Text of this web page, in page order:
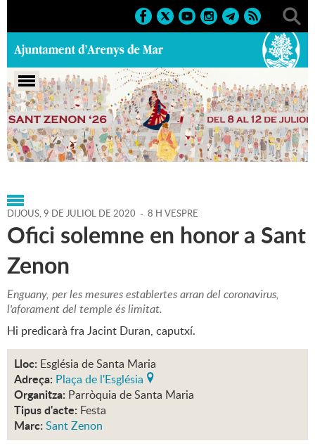
Portada > Regidories > Cultura > Festa Major Sant
Zenon > Agenda > 09-07-2020
DIJOUS,9 DE JULIOL DE 2020 - 8 H VESPRE
Ofici solemne en honor a Sant
Zenon
Enguany, per les mesures establertes arran del coronavirus,
l'aforament del temple és limitat.
Hi predicarà fra Jacint Duran, caputxí.
Lloc: Església de Santa Maria
Adreça: Plaça de l'Església
Organitza: Parròquia de Santa Maria
Tipus d'acte: Festa
Marc: Sant Zenon